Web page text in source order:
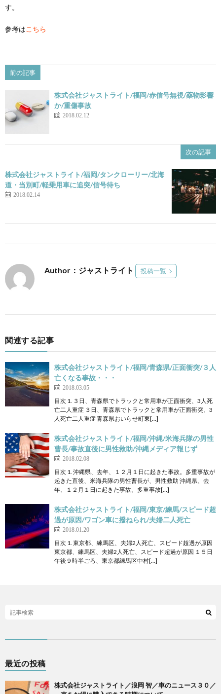
す。
参考はこちら
前の記事
株式会社ジャストライト/福岡/赤信号無視/薬物影響
か/重傷事故
2018.02.12
次の記事
株式会社ジャストライト/福岡/タンクローリー/北海
道・当別町/軽乗用車に追突/信号待ち
2018.02.14
Author：ジャストライト 投稿一覧
関連する記事
株式会社ジャストライト/福岡/青森県/正面衝突/３人
亡くなる事故・・・
2018.03.05
目次 1. ３日、青森県でトラックと常用車が正面衝突、3人死
亡二人重症 ３日、青森県でトラックと常用車が正面衝突、3
人死亡二人重症 青森県おいらせ町東[…]
株式会社ジャストライト/福岡/沖縄/米海兵隊の男性
曹長/事故直後に男性救助/沖縄メディア報じず
2018.02.08
目次 1. 沖縄県、去年、１２月１日に起きた事故。多重事故が
起きた直後、米海兵隊の男性曹長が、男性救助 沖縄県、去
年、１２月１日に起きた事故。多重事故[…]
株式会社ジャストライト/福岡/東京/練馬/スピード超
過が原因/ワゴン車に撥ねられ/夫婦二人死亡
2018.01.20
目次 1. 東京都、練馬区、夫婦2人死亡、スピード超過が原因
東京都、練馬区、夫婦2人死亡、スピード超過が原因 １５日
午後９時半ごろ、東京都練馬区中村[…]
最近の投稿
株式会社ジャストライト／浪岡 智／車のニュース３０／